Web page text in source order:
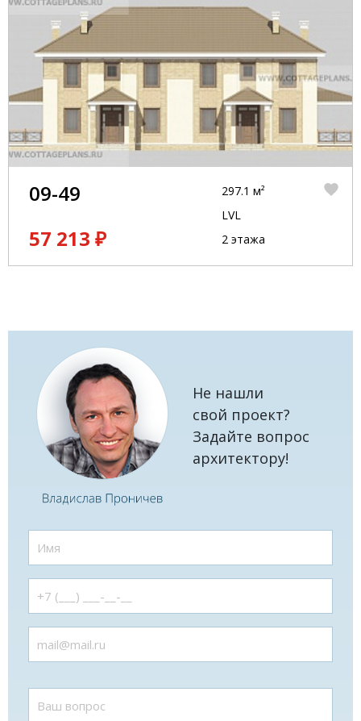
09-49
57 213 ₽
297.1 м²
LVL
2 этажа
Не нашли
свой проект?
Задайте вопрос
архитектору!